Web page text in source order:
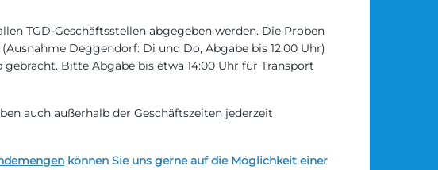
TGD-Geschäftsstellen abgegeben werden. Die Proben
Deggendorf: Di und Do, Abgabe bis 12:00 Uhr)
gebracht. Bitte Abgabe bis etwa 14:00 Uhr für Transport
auch außerhalb der Geschäftszeiten jederzeit
können Sie uns gerne auf die Möglichkeit einer